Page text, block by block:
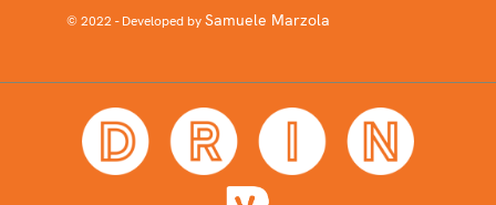
© 2022 - Developed bySamuele Marzola